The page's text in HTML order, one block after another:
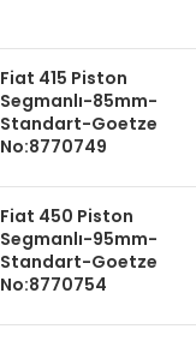
Fiat 415 Piston
Segmanlı-85mm-
Standart-Goetze
No:8770749
Fiat 450 Piston
Segmanlı-95mm-
Standart-Goetze
No:8770754